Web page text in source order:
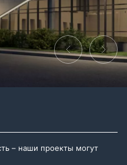
– наши проекты могут